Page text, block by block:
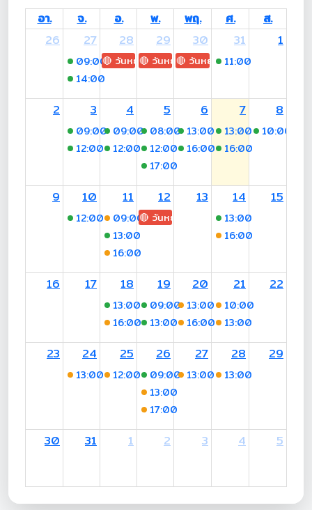
อา. จ. อ. พ. พฤ. ศ.
ส.
26
27
09:00-14:00 (อ.ช่อผกา)
14:00
28
🔴 วันหยุด: H.M. King Maha Vajiralongkorn's
29
🔴 วันหยุด: Asanha Bucha Day
30
🔴 วันหยุด: Buddhist Lent
31
11:00
1
2 3
09:00-12:00 (-)
12:00-17:00 (อ.ณัฐพร)
4
09:00-12:00 (-)
12:00-17:00 (อ.ณัฐพร)
5
08:00-12:00 (อ.ช่อผกา)
12:00-17:00 (อ.ณัฐพร)
17:00
6
13:00-16:00 (รศ.ดร.วินัฏ
16:00-19:00 (อรชร)
7
13:00-16:00 (รศ.
16:00
8
10:00
9 10
12:00-17:00 (อ.ณัฐพร)
11
09:00-13:00 (อ.ณัฐพร)
13:00
-16:00 (รศ.ดร.วินัฏฐา ศักดาศรี)
16:00
12
🔴 วันหยุด: H.M. Queen Sirikit The
13 14
13:00
16:00
15
16 17 18
13:00-16:00 (รศ.ดร.วินัฏฐา ศักดาศรี)
16:00-18:00 (อรชร)
19
09:00-13:00 (ดร.ธนากร วงษ์ประ
13:00-16:00 (รศ.ดร.วินัฏฐา ศักดา
20
13:00-16:00 (รศ.ดร.วินัฏ
16:00-18:00 (อรชร)
21
10:00
13:00
22
23 24
13:00-17:00 (อ.ณัฐพร)
25
12:00-17:00 (อ.ณัฐพร)
26
09:00-13:00 (ดร.ฝากฝัน หลวงอ
13:00
17:00
27
13:00-16:00 (รศ.ดร.วินัฏ
28
13:00
29
30 31 1 2 3 4 5